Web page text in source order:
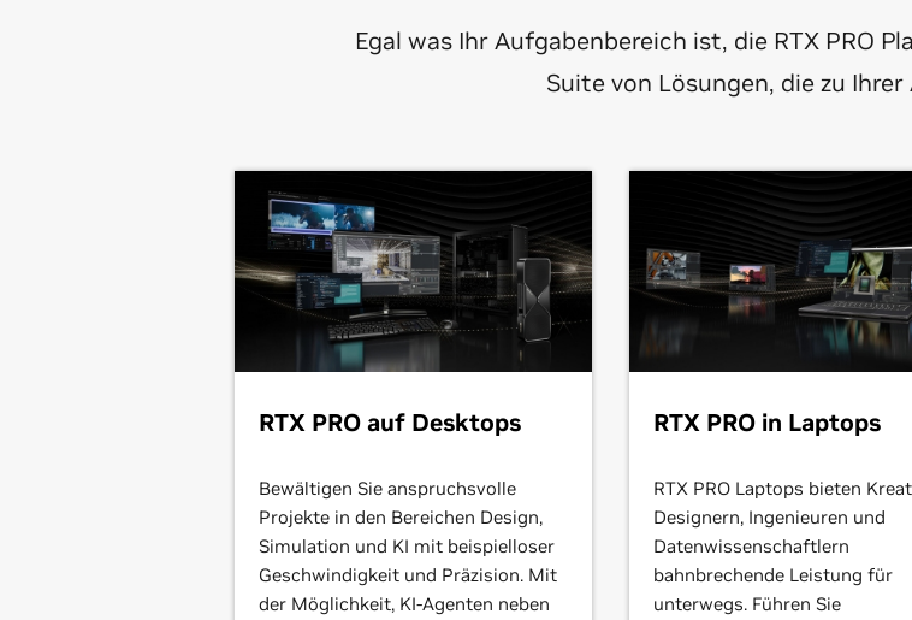
Egal was Ihr Aufgabenbereich ist, die RTX PRO
Suite von Lösungen, die zu
RTX PRO auf Desktops
Bewältigen Sie anspruchsvolle
Projekte in den Bereichen Design,
Simulation und KI mit beispielloser
Geschwindigkeit und Präzision. Mit
der Möglichkeit, KI-Agenten neben
RTX PRO in Laptops
RTX PRO Laptops bieten
Designern, Ingenieuren und
Datenwissenschaftlern
bahnbrechende Leistung für
unterwegs. Führen Sie